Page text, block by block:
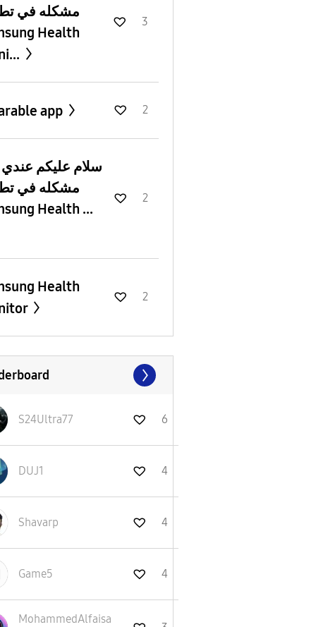
مشكله في
Health
3
app 2
مشكله في
Health ...
2
Health
2
S24Ultra77 6
DUJ1 4
Shavarp 4
Game5 4
MohammedAlfaisa